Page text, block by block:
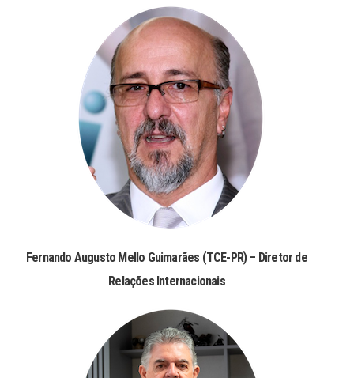
Fernando Augusto Mello Guimarães (TCE-PR) – Diretor de
Relações Internacionais